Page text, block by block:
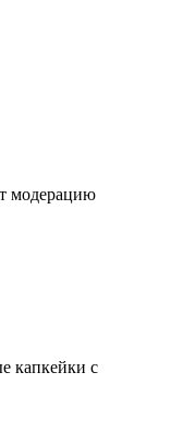
модерацию
капкейки с